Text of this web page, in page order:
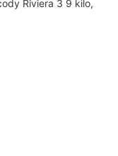
Riviera 3 9 kilo,